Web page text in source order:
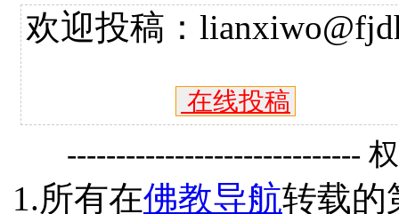
欢迎投稿：
在线投稿
------------------------------
1.所有在佛教导航转载的